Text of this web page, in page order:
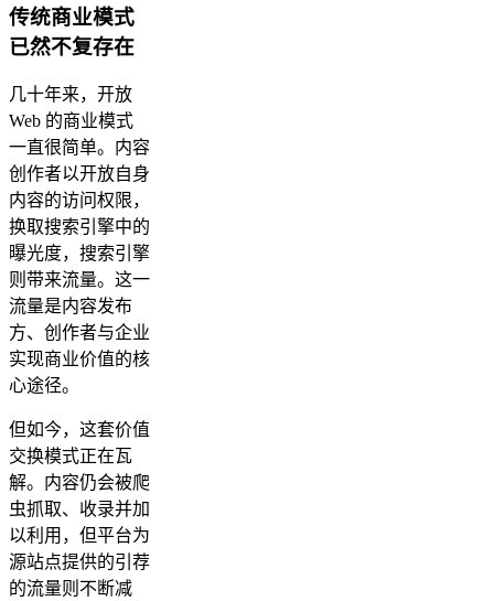
传统商业模式
已然不复存在
几十年来，开放
Web 的商业模式
一直很简单。内容
创作者以开放自身
内容的访问权限，
换取搜索引擎中的
曝光度，搜索引擎
则带来流量。这一
流量是内容发布
方、创作者与企业
实现商业价值的核
心途径。
但如今，这套价值
交换模式正在瓦
解。内容仍会被爬
虫抓取、收录并加
以利用，但平台为
源站点提供的引荐
的流量则不断减